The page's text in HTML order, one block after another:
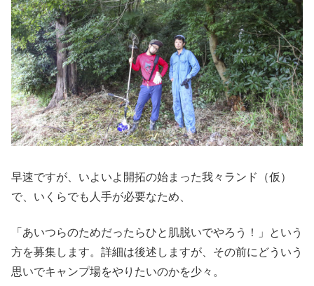
早速ですが、いよいよ開拓の始まった我々ランド（仮）
で、いくらでも人手が必要なため、
「あいつらのためだったらひと肌脱いでやろう！」という
方を募集します。詳細は後述しますが、その前にどういう
思いでキャンプ場をやりたいのかを少々。